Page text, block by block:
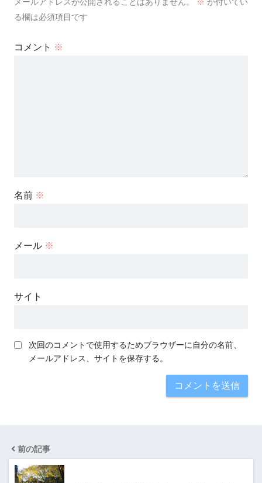
る欄は必須項目です
コメント ※
名前 ※
メール ※
サイト
次回のコメントで使用するためブラウザーに自分の名前、
メールアドレス、サイトを保存する。
前の記事